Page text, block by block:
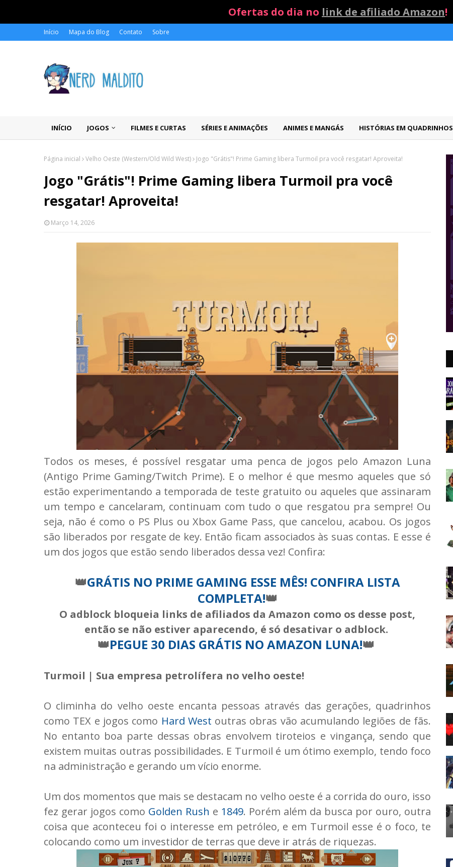
Ofertas do dia no link de afiliado Amazon!
Início Mapa do Blog Contato Sobre
INÍCIO JOGOS FILMES E CURTAS SÉRIES E ANIMAÇÕES ANIMES E MANGÁS HISTÓRIAS EM QUADRINHOS
Página inicial Velho Oeste (Western/Old Wild West) Jogo "Grátis"! Prime Gaming libera Turmoil pra você resgatar! Aproveita!
Jogo "Grátis"! Prime Gaming libera Turmoil pra você
resgatar! Aproveita!
Março 14, 2026
Todos os meses, é possível resgatar uma penca de jogos pelo Amazon Luna
(Antigo Prime Gaming/Twitch Prime). E o melhor é que mesmo aqueles que só
estão experimentando a temporada de teste gratuito ou aqueles que assinaram
um tempo e cancelaram, continuam com tudo o que resgatou pra sempre! Ou
seja, não é como o PS Plus ou Xbox Game Pass, que cancelou, acabou. Os jogos
são liberados por resgate de key. Então ficam associados às suas contas. E esse é
um dos jogos que estão sendo liberados dessa vez! Confira:
👑GRÁTIS NO PRIME GAMING ESSE MÊS! CONFIRA LISTA
COMPLETA!👑
O adblock bloqueia links de afiliados da Amazon como os desse post,
então se não estiver aparecendo, é só desativar o adblock.
👑PEGUE 30 DIAS GRÁTIS NO AMAZON LUNA!👑
Turmoil | Sua empresa petrolífera no velho oeste!
O climinha do velho oeste encanta pessoas através das gerações, quadrinhos
como TEX e jogos como Hard West outras obras vão acumulando legiões de fãs.
No entanto boa parte dessas obras envolvem tiroteios e vingança, sendo que
existem muitas outras possibilidades. E Turmoil é um ótimo exemplo, tendo foco
na administração e gerando um vício enorme.
Um dos momentos que mais se destacam no velho oeste é a corrida do ouro, isso
fez gerar jogos como Golden Rush e 1849. Porém além da busca por ouro, outra
coisa que aconteceu foi o interesse em petróleo, e em Turmoil esse é o foco, te
colocando como um investidor de terras que deve ir atrás de riquezas.